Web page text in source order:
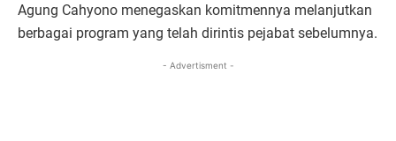
Agung Cahyono menegaskan komitmennya melanjutkan
berbagai program yang telah dirintis pejabat sebelumnya.
- Advertisment -